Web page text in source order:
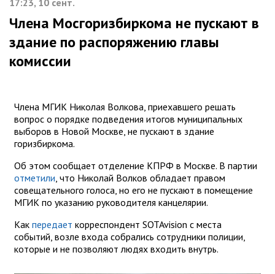
17:23, 10 сент.
Члена Мосгоризбиркома не пускают в
здание по распоряжению главы
комиссии
Члена МГИК Николая Волкова, приехавшего решать
вопрос о порядке подведения итогов муниципальных
выборов в Новой Москве, не пускают в здание
горизбиркома.
Об этом сообщает отделение КПРФ в Москве. В партии
отметили, что Николай Волков обладает правом
совещательного голоса, но его не пускают в помещение
МГИК по указанию руководителя канцелярии.
Как передает корреспондент SOTAvision с места
событий, возле входа собрались сотрудники полиции,
которые и не позволяют людях входить внутрь.